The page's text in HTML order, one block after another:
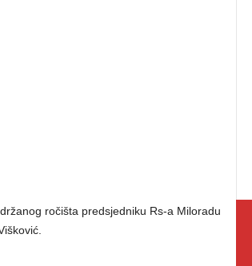
ročišta predsjedniku Rs-a Miloradu